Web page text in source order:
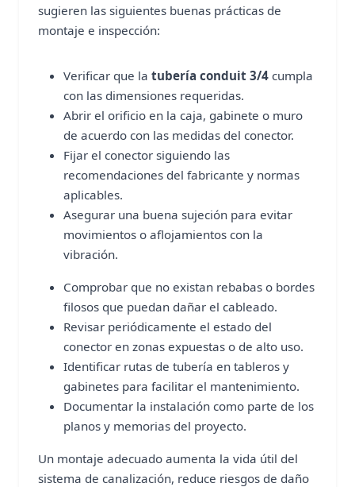
sugieren las siguientes buenas prácticas de
montaje e inspección:
Verificar que la tubería conduit 3/4 cumpla
con las dimensiones requeridas.
Abrir el orificio en la caja, gabinete o muro
de acuerdo con las medidas del conector.
Fijar el conector siguiendo las
recomendaciones del fabricante y normas
aplicables.
Asegurar una buena sujeción para evitar
movimientos o aflojamientos con la
vibración.
Comprobar que no existan rebabas o bordes
filosos que puedan dañar el cableado.
Revisar periódicamente el estado del
conector en zonas expuestas o de alto uso.
Identificar rutas de tubería en tableros y
gabinetes para facilitar el mantenimiento.
Documentar la instalación como parte de los
planos y memorias del proyecto.
Un montaje adecuado aumenta la vida útil del
sistema de canalización, reduce riesgos de daño